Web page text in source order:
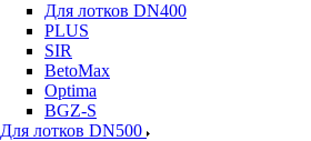
Для лотков DN400
PLUS
SIR
BetoMax
Optima
BGZ-S
Для лотков DN500